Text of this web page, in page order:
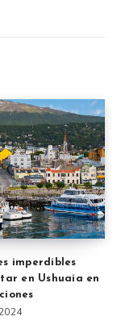
imperdibles
en Ushuaia en